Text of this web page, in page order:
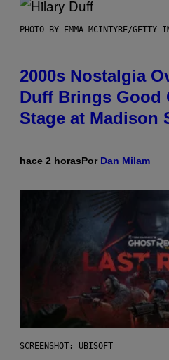
PHOTO BY EMMA MCINTYRE/GETTY
2000s Nostalgia
Duff Brings Good
Stage at Madison
hace 2 horasPor Dan Milam
SCREENSHOT: UBISOFT